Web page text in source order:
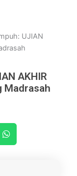
UJIAN
AKHIR
Madrasah